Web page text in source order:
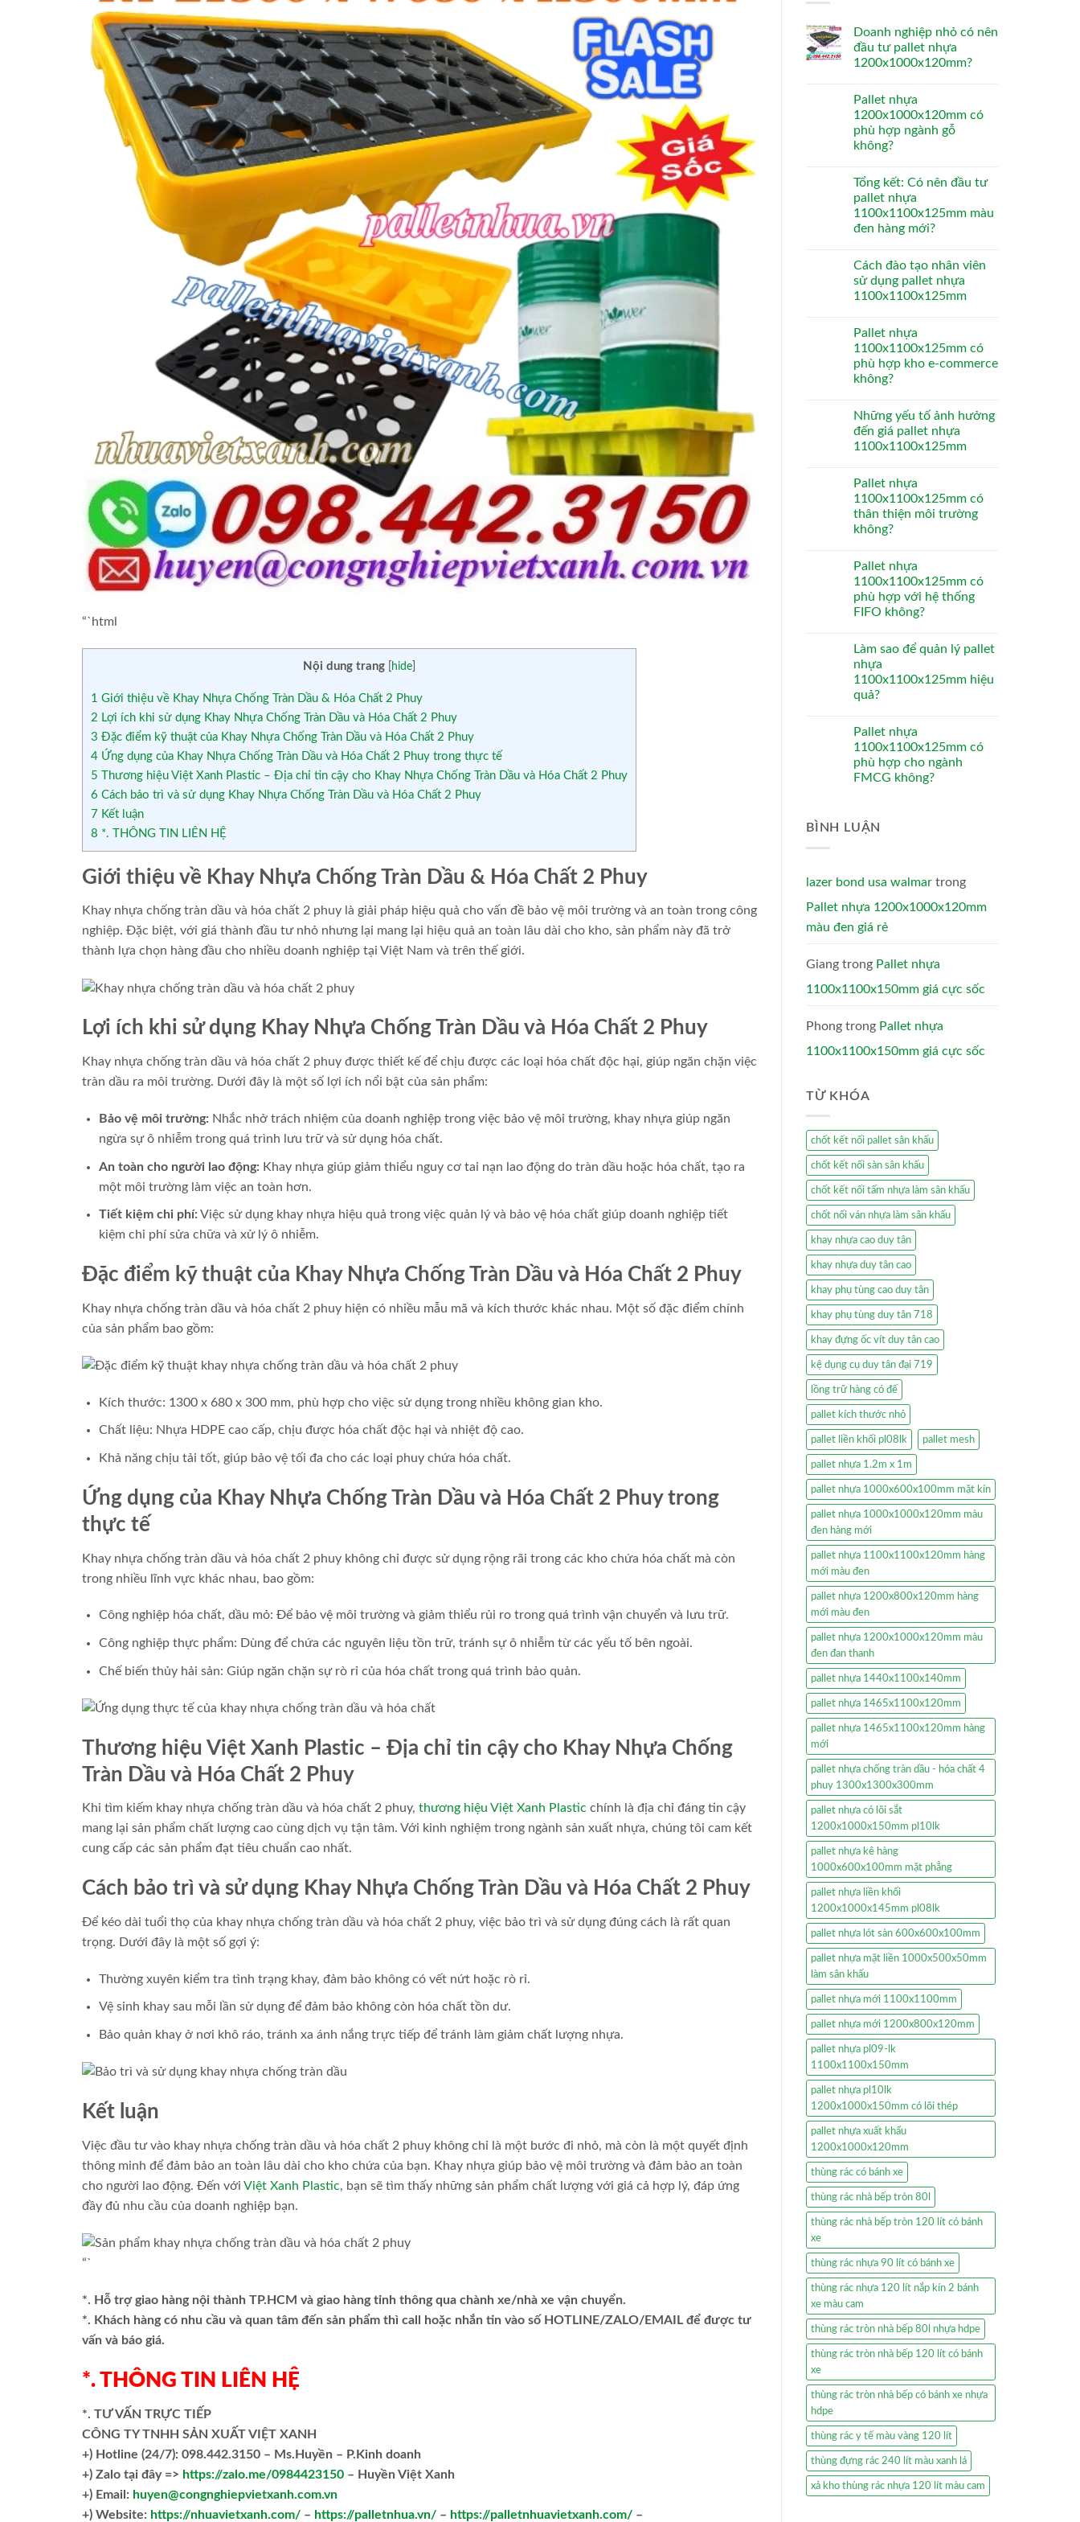
“`html
Nội dung trang hide
1 Giới thiệu về Khay Nhựa Chống Tràn Dầu & Hóa Chất 2 Phuy
2 Lợi ích khi sử dụng Khay Nhựa Chống Tràn Dầu và Hóa Chất 2 Phuy
3 Đặc điểm kỹ thuật của Khay Nhựa Chống Tràn Dầu và Hóa Chất 2 Phuy
4 Ứng dụng của Khay Nhựa Chống Tràn Dầu và Hóa Chất 2 Phuy trong thực tế
5 Thương hiệu Việt Xanh Plastic – Địa chỉ tin cậy cho Khay Nhựa Chống Tràn Dầu và Hóa Chất 2 Phuy
6 Cách bảo trì và sử dụng Khay Nhựa Chống Tràn Dầu và Hóa Chất 2 Phuy
7 Kết luận
8 *. THÔNG TIN LIÊN HỆ
Giới thiệu về Khay Nhựa Chống Tràn Dầu & Hóa Chất 2 Phuy
Khay nhựa chống tràn dầu và hóa chất 2 phuy là giải pháp hiệu quả cho vấn đề bảo vệ môi trường và an toàn trong công
nghiệp. Đặc biệt, với giá thành đầu tư nhỏ nhưng lại mang lại hiệu quả an toàn lâu dài cho kho, sản phẩm này đã trở
thành lựa chọn hàng đầu cho nhiều doanh nghiệp tại Việt Nam và trên thế giới.
Lợi ích khi sử dụng Khay Nhựa Chống Tràn Dầu và Hóa Chất 2 Phuy
Khay nhựa chống tràn dầu và hóa chất 2 phuy được thiết kế để chịu được các loại hóa chất độc hại, giúp ngăn chặn việc
tràn dầu ra môi trường. Dưới đây là một số lợi ích nổi bật của sản phẩm:
Bảo vệ môi trường: Nhắc nhở trách nhiệm của doanh nghiệp trong việc bảo vệ môi trường, khay nhựa giúp ngăn
ngừa sự ô nhiễm trong quá trình lưu trữ và sử dụng hóa chất.
An toàn cho người lao động: Khay nhựa giúp giảm thiểu nguy cơ tai nạn lao động do tràn dầu hoặc hóa chất, tạo ra
một môi trường làm việc an toàn hơn.
Tiết kiệm chi phí: Việc sử dụng khay nhựa hiệu quả trong việc quản lý và bảo vệ hóa chất giúp doanh nghiệp tiết
kiệm chi phí sửa chữa và xử lý ô nhiễm.
Đặc điểm kỹ thuật của Khay Nhựa Chống Tràn Dầu và Hóa Chất 2 Phuy
Khay nhựa chống tràn dầu và hóa chất 2 phuy hiện có nhiều mẫu mã và kích thước khác nhau. Một số đặc điểm chính
của sản phẩm bao gồm:
Kích thước: 1300 x 680 x 300 mm, phù hợp cho việc sử dụng trong nhiều không gian kho.
Chất liệu: Nhựa HDPE cao cấp, chịu được hóa chất độc hại và nhiệt độ cao.
Khả năng chịu tải tốt, giúp bảo vệ tối đa cho các loại phuy chứa hóa chất.
Ứng dụng của Khay Nhựa Chống Tràn Dầu và Hóa Chất 2 Phuy trong
thực tế
Khay nhựa chống tràn dầu và hóa chất 2 phuy không chỉ được sử dụng rộng rãi trong các kho chứa hóa chất mà còn
trong nhiều lĩnh vực khác nhau, bao gồm:
Công nghiệp hóa chất, dầu mỏ: Để bảo vệ môi trường và giảm thiểu rủi ro trong quá trình vận chuyển và lưu trữ.
Công nghiệp thực phẩm: Dùng để chứa các nguyên liệu tồn trữ, tránh sự ô nhiễm từ các yếu tố bên ngoài.
Chế biến thủy hải sản: Giúp ngăn chặn sự rò rỉ của hóa chất trong quá trình bảo quản.
Thương hiệu Việt Xanh Plastic – Địa chỉ tin cậy cho Khay Nhựa Chống
Tràn Dầu và Hóa Chất 2 Phuy
Khi tìm kiếm khay nhựa chống tràn dầu và hóa chất 2 phuy, thương hiệu Việt Xanh Plastic chính là địa chỉ đáng tin cậy
mang lại sản phẩm chất lượng cao cùng dịch vụ tận tâm. Với kinh nghiệm trong ngành sản xuất nhựa, chúng tôi cam kết
cung cấp các sản phẩm đạt tiêu chuẩn cao nhất.
Cách bảo trì và sử dụng Khay Nhựa Chống Tràn Dầu và Hóa Chất 2 Phuy
Để kéo dài tuổi thọ của khay nhựa chống tràn dầu và hóa chất 2 phuy, việc bảo trì và sử dụng đúng cách là rất quan
trọng. Dưới đây là một số gợi ý:
Thường xuyên kiểm tra tình trạng khay, đảm bảo không có vết nứt hoặc rò rỉ.
Vệ sinh khay sau mỗi lần sử dụng để đảm bảo không còn hóa chất tồn dư.
Bảo quản khay ở nơi khô ráo, tránh xa ánh nắng trực tiếp để tránh làm giảm chất lượng nhựa.
Kết luận
Việc đầu tư vào khay nhựa chống tràn dầu và hóa chất 2 phuy không chỉ là một bước đi nhỏ, mà còn là một quyết định
thông minh để đảm bảo an toàn lâu dài cho kho chứa của bạn. Khay nhựa giúp bảo vệ môi trường và đảm bảo an toàn
cho người lao động. Đến với Việt Xanh Plastic, bạn sẽ tìm thấy những sản phẩm chất lượng với giá cả hợp lý, đáp ứng
đầy đủ nhu cầu của doanh nghiệp bạn.
“`
*. Hỗ trợ giao hàng nội thành TP.HCM và giao hàng tỉnh thông qua chành xe/nhà xe vận chuyển.
*. Khách hàng có nhu cầu và quan tâm đến sản phẩm thì call hoặc nhắn tin vào số HOTLINE/ZALO/EMAIL để được tư
vấn và báo giá.
*. THÔNG TIN LIÊN HỆ
*. TƯ VẤN TRỰC TIẾP
CÔNG TY TNHH SẢN XUẤT VIỆT XANH
+) Hotline (24/7): 098.442.3150 – Ms.Huyền – P.Kinh doanh
+) Zalo tại đây => https://zalo.me/0984423150 – Huyền Việt Xanh
+) Email: huyen@congnghiepvietxanh.com.vn
+) Website: https://nhuavietxanh.com/ – https://palletnhua.vn/ – https://palletnhuavietxanh.com/ –
Doanh nghiệp nhỏ có nên
đầu tư pallet nhựa
1200x1000x120mm?
Pallet nhựa
1200x1000x120mm có
phù hợp ngành gỗ
không?
Tổng kết: Có nên đầu tư
pallet nhựa
1100x1100x125mm màu
đen hàng mới?
Cách đào tạo nhân viên
sử dụng pallet nhựa
1100x1100x125mm
Pallet nhựa
1100x1100x125mm có
phù hợp kho e-commerce
không?
Những yếu tố ảnh hưởng
đến giá pallet nhựa
1100x1100x125mm
Pallet nhựa
1100x1100x125mm có
thân thiện môi trường
không?
Pallet nhựa
1100x1100x125mm có
phù hợp với hệ thống
FIFO không?
Làm sao để quản lý pallet
nhựa
1100x1100x125mm hiệu
quả?
Pallet nhựa
1100x1100x125mm có
phù hợp cho ngành
FMCG không?
BÌNH LUẬN
lazer bond usa walmar trong
Pallet nhựa 1200x1000x120mm
màu đen giá rẻ
Giang trong Pallet nhựa
1100x1100x150mm giá cực sốc
Phong trong Pallet nhựa
1100x1100x150mm giá cực sốc
TỪ KHÓA
chốt kết nối pallet sân khấu
chốt kết nối sàn sân khấu
chốt kết nối tấm nhựa làm sân khấu
chốt nối ván nhựa làm sân khấu
khay nhựa cao duy tân
khay nhựa duy tân cao
khay phụ tùng cao duy tân
khay phụ tùng duy tân 718
khay đựng ốc vít duy tân cao
kệ dụng cụ duy tân đại 719
lồng trữ hàng có đế
pallet kích thước nhỏ
pallet liền khối pl08lk pallet mesh
pallet nhựa 1.2m x 1m
pallet nhựa 1000x600x100mm mặt kín
pallet nhựa 1000x1000x120mm màu
đen hàng mới
pallet nhựa 1100x1100x120mm hàng
mới màu đen
pallet nhựa 1200x800x120mm hàng
mới màu đen
pallet nhựa 1200x1000x120mm màu
đen đan thanh
pallet nhựa 1440x1100x140mm
pallet nhựa 1465x1100x120mm
pallet nhựa 1465x1100x120mm hàng
mới
pallet nhựa chống tràn dầu - hóa chất 4
phuy 1300x1300x300mm
pallet nhựa có lõi sắt
1200x1000x150mm pl10lk
pallet nhựa kê hàng
1000x600x100mm mặt phẳng
pallet nhựa liền khối
1200x1000x145mm pl08lk
pallet nhựa lót sàn 600x600x100mm
pallet nhựa mặt liền 1000x500x50mm
làm sân khấu
pallet nhựa mới 1100x1100mm
pallet nhựa mới 1200x800x120mm
pallet nhựa pl09-lk
1100x1100x150mm
pallet nhựa pl10lk
1200x1000x150mm có lõi thép
pallet nhựa xuất khẩu
1200x1000x120mm
thùng rác có bánh xe
thùng rác nhà bếp tròn 80l
thùng rác nhà bếp tròn 120 lít có bánh
xe
thùng rác nhựa 90 lít có bánh xe
thùng rác nhựa 120 lít nắp kín 2 bánh
xe màu cam
thùng rác tròn nhà bếp 80l nhựa hdpe
thùng rác tròn nhà bếp 120 lít có bánh
xe
thùng rác tròn nhà bếp có bánh xe nhựa
hdpe
thùng rác y tế màu vàng 120 lít
thùng đựng rác 240 lít màu xanh lá
xả kho thùng rác nhựa 120 lít màu cam